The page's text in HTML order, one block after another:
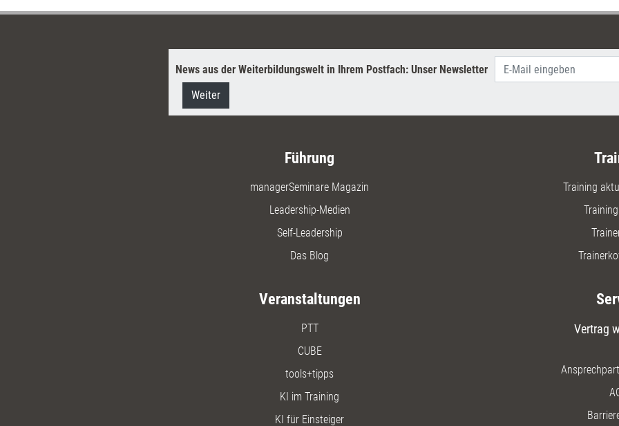
News aus der Weiterbildungswelt in Ihrem Postfach: Unser Newsletter
Weiter
Führung
managerSeminare Magazin
Leadership-Medien
Self-Leadership
Das Blog
Training
Veranstaltungen
PTT
CUBE
tools+tipps
KI im Training
KI für Einsteiger
Vertrag